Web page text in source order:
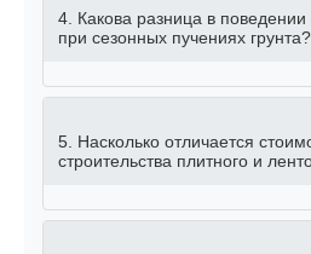
4. Какова разница в
при сезонных пучениях грунта?
5. Насколько отличается
строительства плитного и